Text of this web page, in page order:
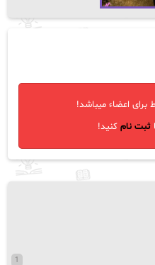
برای اعضاء میباشد!
ثبت نام کنید!
1